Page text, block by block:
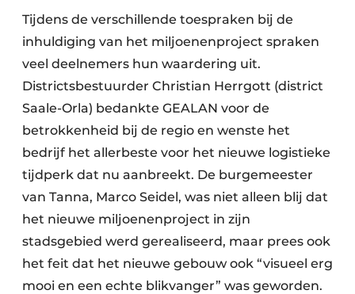
Tijdens de verschillende toespraken bij de
inhuldiging van het miljoenenproject spraken
veel deelnemers hun waardering uit.
Districtsbestuurder Christian Herrgott (district
Saale-Orla) bedankte GEALAN voor de
betrokkenheid bij de regio en wenste het
bedrijf het allerbeste voor het nieuwe logistieke
tijdperk dat nu aanbreekt. De burgemeester
van Tanna, Marco Seidel, was niet alleen blij dat
het nieuwe miljoenenproject in zijn
stadsgebied werd gerealiseerd, maar prees ook
het feit dat het nieuwe gebouw ook “visueel erg
mooi en een echte blikvanger” was geworden.